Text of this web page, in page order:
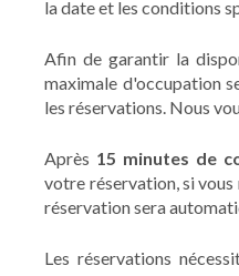
la date et les conditions
Afin de garantir la
maximale d'occupation
les réservations. Nous
Après 15 minutes de
votre réservation, si vous
réservation sera
Les réservations